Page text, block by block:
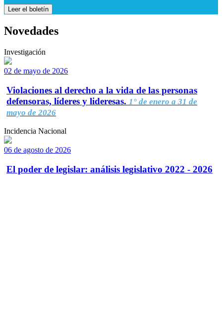
Leer el boletín
Novedades
Investigación
02 de mayo de 2026
Violaciones al derecho a la vida de las personas
defensoras, líderes y lideresas. 1° de enero a 31 de
mayo de 2026
Incidencia Nacional
06 de agosto de 2026
El poder de legislar: análisis legislativo 2022 - 2026